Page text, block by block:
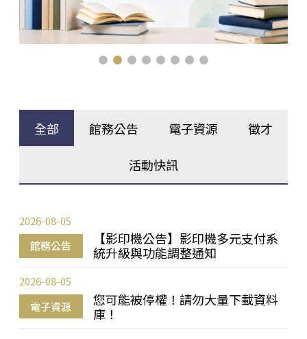
全部 館務公告 電子資源 徵才
活動快訊
館務公告
【影印機公告】影印機多元支付系
統升級與功能調整通知
2026-08-05
電子資源
您可能被停權！請勿大量下載資料
庫！
2026-08-05